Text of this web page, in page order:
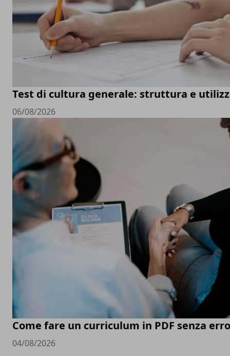
Test di cultura generale: struttura e
06/08/2026
Come fare un curriculum in PDF senza
04/08/2026